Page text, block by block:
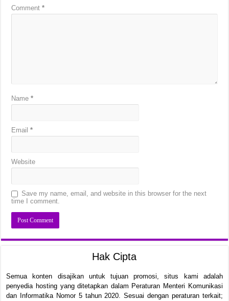
Comment*
Name*
Email*
Website
Save my name, email, and website in this browser for the next
time I comment.
Hak Cipta
Semua konten disajikan untuk tujuan promosi, situs kami adalah
penyedia hosting yang ditetapkan dalam Peraturan Menteri Komunikasi
dan Informatika Nomor 5 tahun 2020. Sesuai dengan peraturan terkait;